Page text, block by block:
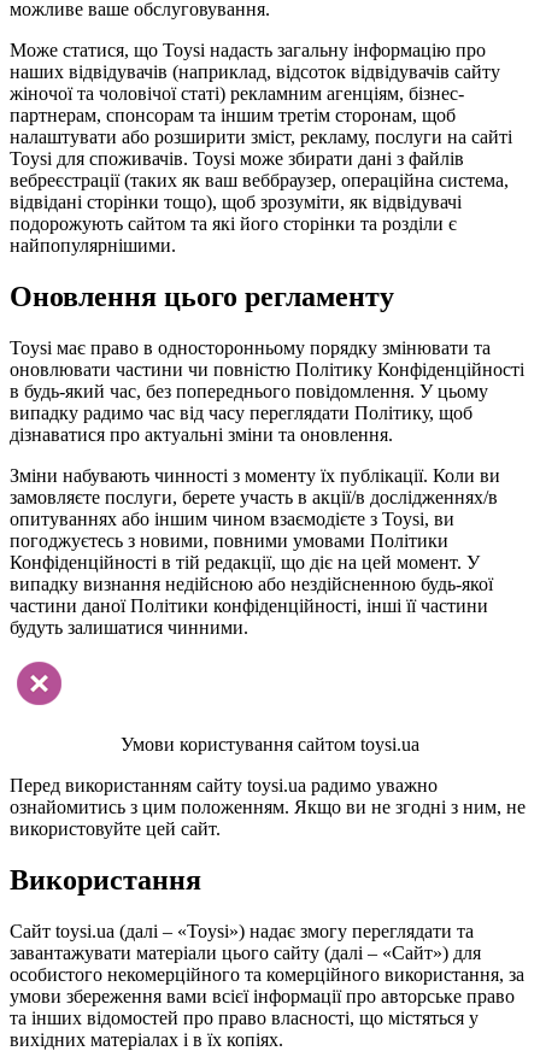
можливе ваше обслуговування.
Може статися, що Toysi надасть загальну інформацію про
наших відвідувачів (наприклад, відсоток відвідувачів сайту
жіночої та чоловічої статі) рекламним агенціям, бізнес-
партнерам, спонсорам та іншим третім сторонам, щоб
налаштувати або розширити зміст, рекламу, послуги на сайті
Toysi для споживачів. Toysi може збирати дані з файлів
вебреєстрації (таких як ваш веббраузер, операційна система,
відвідані сторінки тощо), щоб зрозуміти, як відвідувачі
подорожують сайтом та які його сторінки та розділи є
найпопулярнішими.
Оновлення цього регламенту
Toysi має право в односторонньому порядку змінювати та
оновлювати частини чи повністю Політику Конфіденційності
в будь-який час, без попереднього повідомлення. У цьому
випадку радимо час від часу переглядати Політику, щоб
дізнаватися про актуальні зміни та оновлення.
Зміни набувають чинності з моменту їх публікації. Коли ви
замовляєте послуги, берете участь в акції/в дослідженнях/в
опитуваннях або іншим чином взаємодієте з Toysi, ви
погоджуєтесь з новими, повними умовами Політики
Конфіденційності в тій редакції, що діє на цей момент. У
випадку визнання недійсною або нездійсненною будь-якої
частини даної Політики конфіденційності, інші її частини
будуть залишатися чинними.
Умови користування сайтом toysi.ua
Перед використанням сайту toysi.ua радимо уважно
ознайомитись з цим положенням. Якщо ви не згодні з ним, не
використовуйте цей сайт.
Використання
Сайт toysi.ua (далі – «Toysi») надає змогу переглядати та
завантажувати матеріали цього сайту (далі – «Сайт») для
особистого некомерційного та комерційного використання, за
умови збереження вами всієї інформації про авторське право
та інших відомостей про право власності, що містяться у
вихідних матеріалах і в їх копіях.